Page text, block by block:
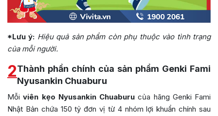
*Lưu ý: Hiệu quả sản phẩm còn phụ thuộc vào tình trạng
của mỗi người.
2Thành phần chính của sản phẩm Genki Fami
Nyusankin Chuaburu
Mỗiviên kẹo Nyusankin Chuaburu của hãng Genki Fami
Nhật Bản chứa 150 tỷ đơn vị từ 4 nhóm lợi khuẩn chính sau